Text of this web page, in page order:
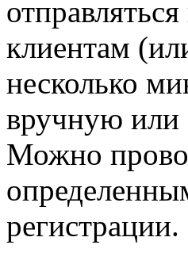
клиентам
несколько
вручную или
Можно
регистрации.